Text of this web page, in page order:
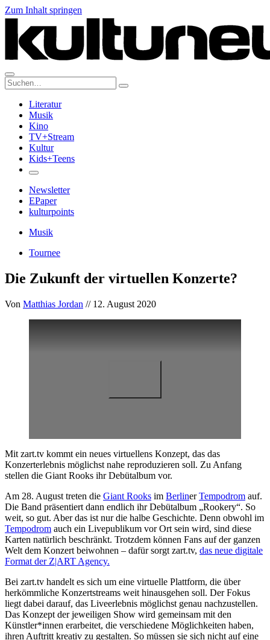
Zum Inhalt springen
Suche:
Literatur
Musik
Kino
TV+Stream
Kultur
Kids+Teens
Newsletter
EPaper
kulturpoints
Musik
Tournee
Die Zukunft der virtuellen Konzerte?
Von Matthias Jordan // 12. August 2020
Mit zart.tv kommt ein neues virtuellens Konzept, das das
Konzerterlebnis möglichst nahe reproduzieren soll. Zu Anfang
stellen die Giant Rooks ihr Debütalbum vor.
Am 28. August treten die Giant Rooks im BerlinerTempodrom auf.
Die Band präsentiert dann endlich ihr Debütalbum „Rookery“. So
weit, so gut. Aber das ist nur die halbe Geschichte. Denn obwohl im
Tempodrom auch ein Livepublikum vor Ort sein wird, sind diese
Karten natürlich beschränkt. Trotzdem können Fans auf der ganzen
Welt dem Konzert beiwohnen – dafür sorgt zart.tv, das neue digitale
Format der Z|ART Agency.
Bei zart.tv handelt es sich um eine virtuelle Plattform, die über
herkömmliche Konzertstreams weit hinausgehen soll. Der Fokus
liegt dabei darauf, das Liveerlebnis möglichst genau nachzustellen.
Das Konzept der jeweiligen Show wird gemeinsam mit den
Künstler*innen erarbeitet, die verschiedene Möglichkeiten haben,
ihren Auftritt kreativ zu gestalten. So müssen sie sich nicht auf eine